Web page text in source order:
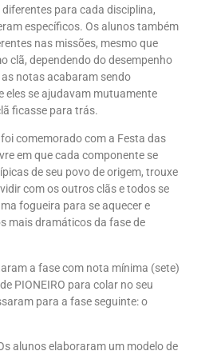
para cada disciplina,
específicos. Os alunos também
nas missões, mesmo que
clã, dependendo do desempenho
notas acabaram sendo
eles se ajudavam mutuamente
ficasse para trás.
comemorado com a Festa das
em que cada componente se
de seu povo de origem, trouxe
com os outros clãs e todos se
fogueira para se aquecer e
mais dramáticos da fase de
a fase com nota mínima (sete)
PIONEIRO para colar no seu
para a fase seguinte: o
alunos elaboraram um modelo de